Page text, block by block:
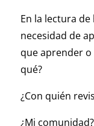
En la lectura
necesidad de
que aprender o
qué?
¿Con quién
¿Mi